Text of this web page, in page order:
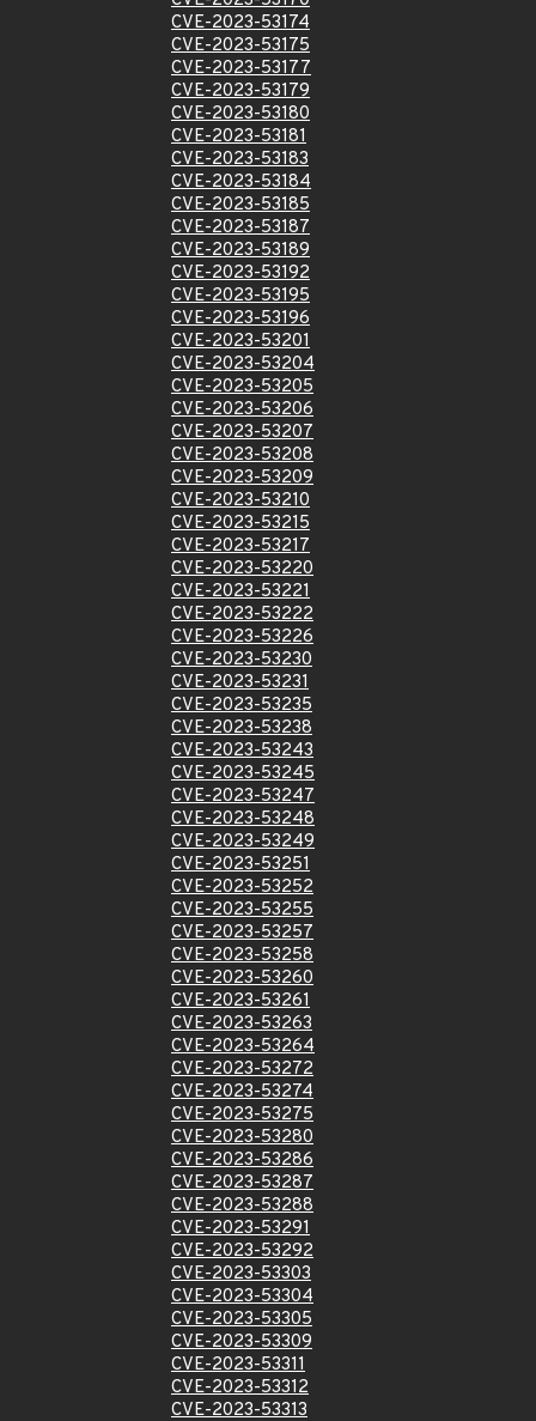
CVE-2023-53174
CVE-2023-53175
CVE-2023-53177
CVE-2023-53179
CVE-2023-53180
CVE-2023-53181
CVE-2023-53183
CVE-2023-53184
CVE-2023-53185
CVE-2023-53187
CVE-2023-53189
CVE-2023-53192
CVE-2023-53195
CVE-2023-53196
CVE-2023-53201
CVE-2023-53204
CVE-2023-53205
CVE-2023-53206
CVE-2023-53207
CVE-2023-53208
CVE-2023-53209
CVE-2023-53210
CVE-2023-53215
CVE-2023-53217
CVE-2023-53220
CVE-2023-53221
CVE-2023-53222
CVE-2023-53226
CVE-2023-53230
CVE-2023-53231
CVE-2023-53235
CVE-2023-53238
CVE-2023-53243
CVE-2023-53245
CVE-2023-53247
CVE-2023-53248
CVE-2023-53249
CVE-2023-53251
CVE-2023-53252
CVE-2023-53255
CVE-2023-53257
CVE-2023-53258
CVE-2023-53260
CVE-2023-53261
CVE-2023-53263
CVE-2023-53264
CVE-2023-53272
CVE-2023-53274
CVE-2023-53275
CVE-2023-53280
CVE-2023-53286
CVE-2023-53287
CVE-2023-53288
CVE-2023-53291
CVE-2023-53292
CVE-2023-53303
CVE-2023-53304
CVE-2023-53305
CVE-2023-53309
CVE-2023-53311
CVE-2023-53312
CVE-2023-53313